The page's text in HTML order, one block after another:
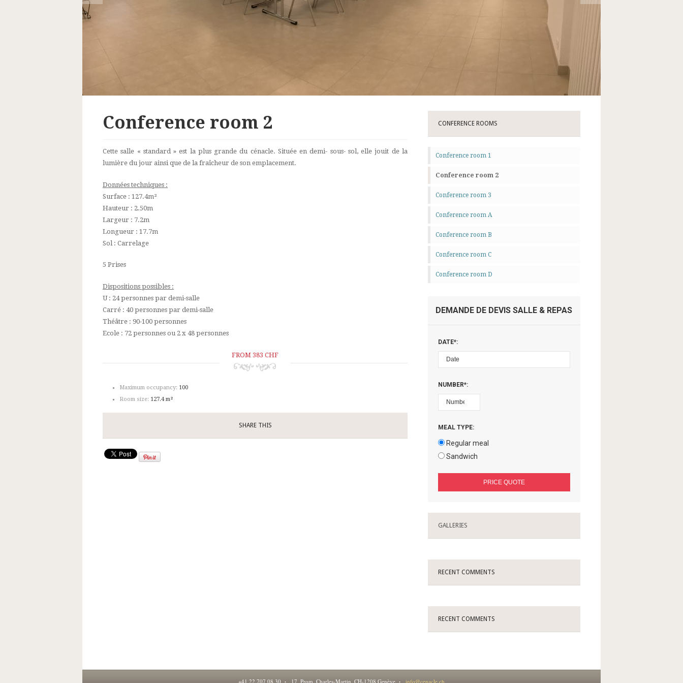
Conference room 2
Cette salle « standard » est la plus grande du cénacle. Située en demi- sous- sol, elle jouit de la
lumière du jour ainsi que de la fraîcheur de son emplacement.
Données techniques :
Surface : 127.4m²
Hauteur : 2.50m
Largeur : 7.2m
Longueur : 17.7m
Sol : Carrelage
5 Prises
Dispositions possibles :
U : 24 personnes par demi-salle
Carré : 40 personnes par demi-salle
Théâtre : 90-100 personnes
Ecole : 72 personnes ou 2 x 48 personnes
FROM 383 CHF
Maximum occupancy: 100
Room size: 127.4 m²
SHARE THIS
CONFERENCE ROOMS
Conference room 1
Conference room 2
Conference room 3
Conference room A
Conference room B
Conference room C
Conference room D
DEMANDE DE DEVIS SALLE & REPAS
DATE*:
NUMBER*:
MEAL TYPE:
Regular meal
Sandwich
GALLERIES
RECENT COMMENTS
RECENT COMMENTS
+41 22 707 08 30 · 17, Prom. Charles-Martin, CH-1208 Genève · info@cenacle.ch